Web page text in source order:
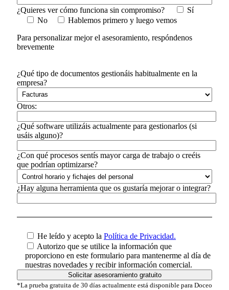
¿Quieres ver cómo funciona sin compromiso?
Sí
No
Hablemos primero y luego vemos
Para personalizar mejor el asesoramiento, respóndenos
brevemente
¿Qué tipo de documentos gestionáis habitualmente en la
empresa?
Otros:
¿Qué software utilizáis actualmente para gestionarlos (si
usáis alguno)?
¿Con qué procesos sentís mayor carga de trabajo o creéis
que podrían optimizarse?
¿Hay alguna herramienta que os gustaría mejorar o integrar?
He leído y acepto la Política de Privacidad.
Autorizo que se utilice la información que
proporciono en este formulario para mantenerme al día de
nuestras novedades y recibir información comercial.
*La prueba gratuita de 30 días actualmente está disponible para Doceo